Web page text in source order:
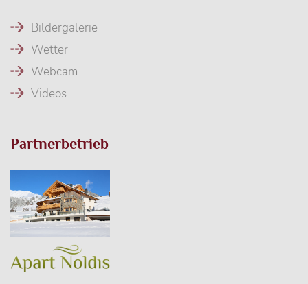
Bildergalerie
Wetter
Webcam
Videos
Partnerbetrieb